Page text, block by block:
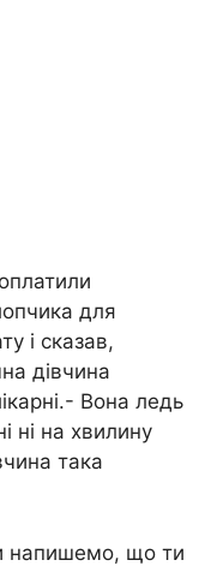
для
і сказав,
дівчина
Вона ледь
ні на хвилину
така
напишемо, що ти